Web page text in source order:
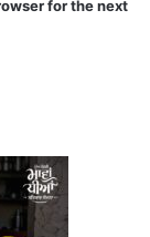
for the next